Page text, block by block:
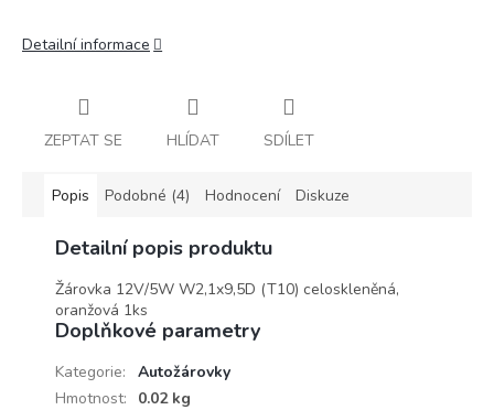
Detailní informace
ZEPTAT SE HLÍDAT SDÍLET
Popis Podobné (4) Hodnocení Diskuze
Detailní popis produktu
Žárovka 12V/5W W2,1x9,5D (T10) celoskleněná,
oranžová 1ks
Doplňkové parametry
Kategorie:
Autožárovky
Hmotnost: 0.02 kg